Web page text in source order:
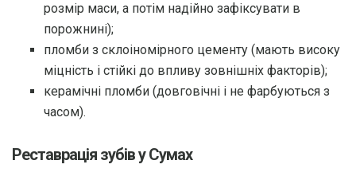
розмір маси, а потім надійно зафіксувати в
порожнині);
пломби з склоіномірного цементу (мають високу
міцність і стійкі до впливу зовнішніх факторів);
керамічні пломби (довговічні і не фарбуються з
часом).
Реставрація зубів у Сумах